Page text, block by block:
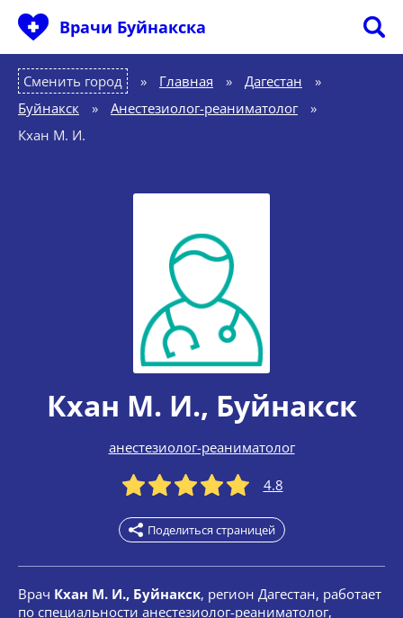
Врачи Буйнакска
Сменить город Главная » Дагестан
»
Буйнакск
» Анестезиолог-реаниматолог
»
Кхан М. И.
Кхан М. И., Буйнакск
анестезиолог-реаниматолог
4.8
Поделиться страницей
Врач Кхан М. И., Буйнакск, регион Дагестан, работает
по специальности анестезиолог-реаниматолог,